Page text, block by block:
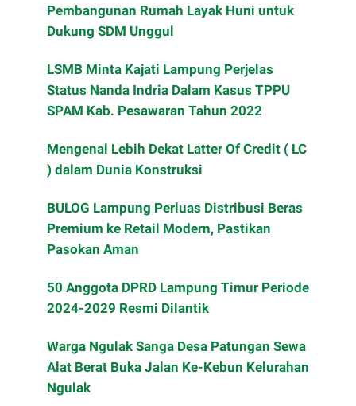
Pembangunan Rumah Layak Huni untuk
Dukung SDM Unggul
LSMB Minta Kajati Lampung Perjelas
Status Nanda Indria Dalam Kasus TPPU
SPAM Kab. Pesawaran Tahun 2022
Mengenal Lebih Dekat Latter Of Credit ( LC
) dalam Dunia Konstruksi
BULOG Lampung Perluas Distribusi Beras
Premium ke Retail Modern, Pastikan
Pasokan Aman
50 Anggota DPRD Lampung Timur Periode
2024-2029 Resmi Dilantik
Warga Ngulak Sanga Desa Patungan Sewa
Alat Berat Buka Jalan Ke-Kebun Kelurahan
Ngulak